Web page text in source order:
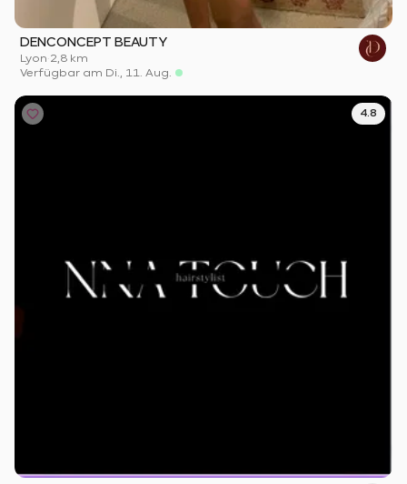
DENCONCEPT BEAUTY
Lyon·2,8 km
Verfügbar am Di., 11. Aug.
4.8